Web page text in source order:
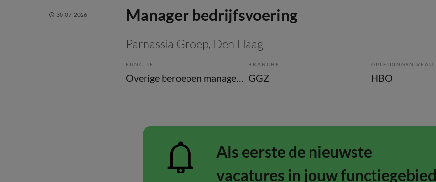
30-07-2026 Manager bedrijfsvoering
Parnassia Groep, Den Haag
FUNCTIE
Overige beroepen management
BRANCHE
GGZ
OPLEIDINGSNIVEAU
HBO
Als eerste de nieuwste
vacatures in jouw functiegebied